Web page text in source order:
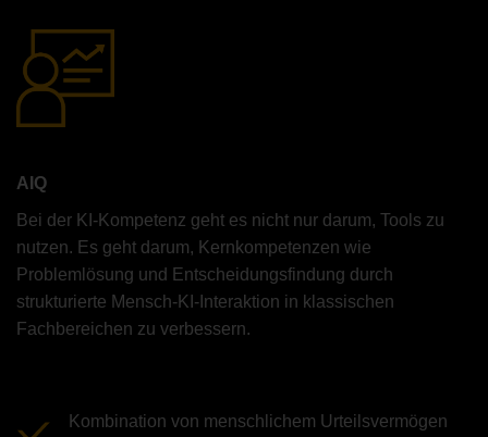
AIQ
Bei der KI-Kompetenz geht es nicht nur darum, Tools zu
nutzen. Es geht darum, Kernkompetenzen wie
Problemlösung und Entscheidungsfindung durch
strukturierte Mensch-KI-Interaktion in klassischen
Fachbereichen zu verbessern.
Kombination von menschlichem Urteilsvermögen